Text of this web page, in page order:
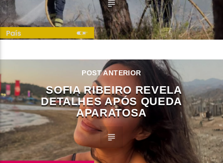
POST ANTERIOR
SOFIA RIBEIRO REVELA
DETALHES APÓS QUEDA
APARATOSA